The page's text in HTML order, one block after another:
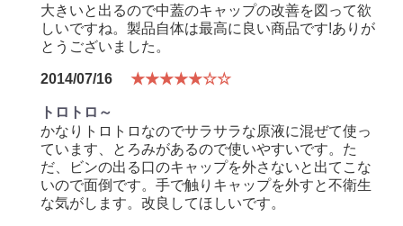
大きいと出るので中蓋のキャップの改善を図って欲
しいですね。製品自体は最高に良い商品です!ありが
とうございました。
2014/07/16 ★★★★★☆☆
トロトロ～
かなりトロトロなのでサラサラな原液に混ぜて使っ
ています、とろみがあるので使いやすいです。た
だ、ビンの出る口のキャップを外さないと出てこな
いので面倒です。手で触りキャップを外すと不衛生
な気がします。改良してほしいです。